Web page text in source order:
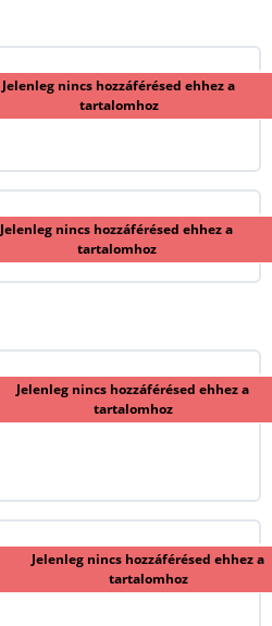
Jelenleg nincs hozzáférésed ehhez a
tartalomhoz
Jelenleg nincs hozzáférésed ehhez a
tartalomhoz
Jelenleg nincs hozzáférésed ehhez a
tartalomhoz
Jelenleg nincs hozzáférésed ehhez a
tartalomhoz